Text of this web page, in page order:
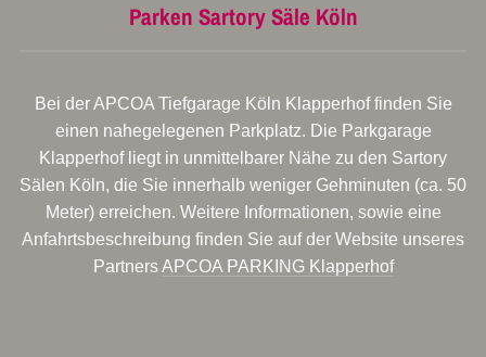
Parken Sartory Säle Köln
Bei der APCOA Tiefgarage Köln Klapperhof finden Sie
einen nahegelegenen Parkplatz. Die Parkgarage
Klapperhof liegt in unmittelbarer Nähe zu den Sartory
Sälen Köln, die Sie innerhalb weniger Gehminuten (ca. 50
Meter) erreichen. Weitere Informationen, sowie eine
Anfahrtsbeschreibung finden Sie auf der Website unseres
PartnersAPCOA PARKING Klapperhof